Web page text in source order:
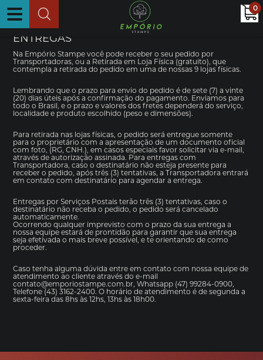
0
ENTREGAS
Na Empório Stampe você pode receber o seu pedido por
Transportadoras, ou a Retirada em Loja Física (gratuito), que
contempla a retirada do pedido em uma de nossas 9 lojas físicas.
Lembrando que o prazo para envio do pedido é de sete (7) a vinte
(20) dias úteis após a confirmação do pagamento. Enviamos para
todo o Brasil, e o prazo e valores dos fretes dependerá do serviço,
localidade e produto escolhido (peso e dimensões).
Para retirada nas lojas físicas, o pedido será entregue somente
para o proprietário com a apresentação de um documento oficial
com foto, (RG, CNH.), em casos especiais favor solicitar via e-mail,
através de autorização assinada. Para entregas com
Transportadora, caso o destinatário não esteja presente para
receber o pedido, após três (3) tentativas, a Transportadora entrará
em contato com destinatário para agendar a entrega.
Entregas por Serviços Postais terão três (3) tentativas, caso o
destinatário não receba o pedido, o pedido será cancelado
automaticamente.
Ocorrendo qualquer imprevisto com o prazo da sua entrega a
nossa equipe estará de prontidão para garantir que sua entrega
seja efetivada o mais breve possível, e te orientando de como
proceder.
Caso tenha alguma dúvida entre em contato com nossa equipe de
atendimento ao cliente através do e-mail
contato@emporiostampe.com.br, Whatsapp (47)99284-0900,
Telefone (43) 3162-2400. O horário de atendimento é de segunda a
sexta-feira das 8hs às 12hs, 13hs às 18h00.